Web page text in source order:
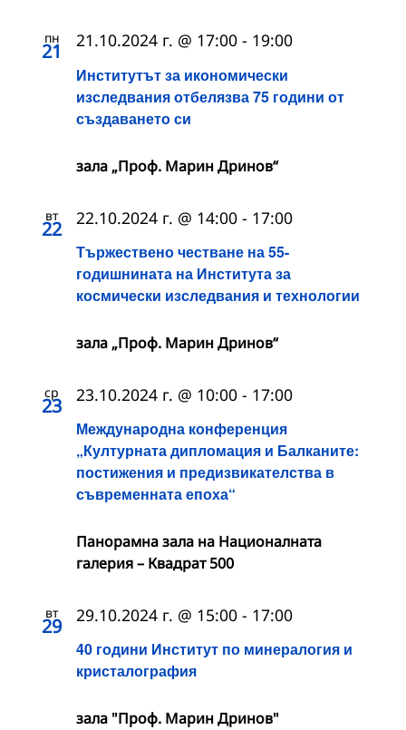
пн
21
Институтът за икономически
изследвания отбелязва 75 години от
създаването си
21.10.2024 г. @ 17:00 - 19:00
зала „Проф. Марин Дринов“
вт
22
Тържествено честване на 55-
годишнината на Института за
космически изследвания и технологии
22.10.2024 г. @ 14:00 - 17:00
зала „Проф. Марин Дринов“
ср
23
Международна конференция
„Културната дипломация и Балканите:
постижения и предизвикателства в
съвременната епоха“
23.10.2024 г. @ 10:00 - 17:00
Панорамна зала на Националната
галерия – Квадрат 500
вт
29
40 години Институт по минералогия и
кристалография
29.10.2024 г. @ 15:00 - 17:00
зала "Проф. Марин Дринов"